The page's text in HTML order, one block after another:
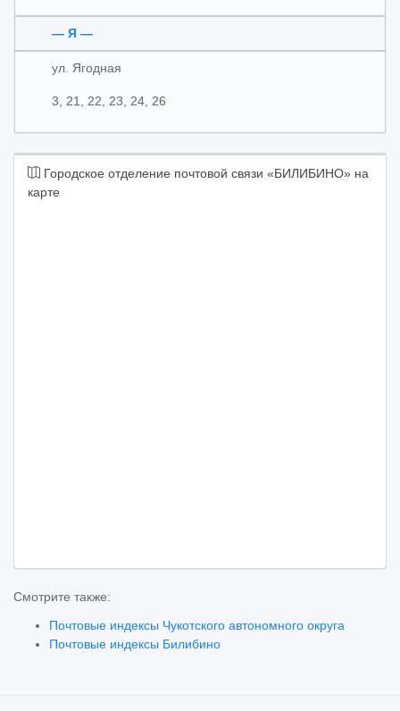
— Я —
ул. Ягодная
3, 21, 22, 23, 24, 26
Городское отделение почтовой связи «БИЛИБИНО» на
карте
Смотрите также:
Почтовые индексы Чукотского автономного округа
Почтовые индексы Билибино